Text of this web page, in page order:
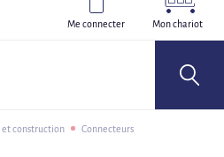
Me connecter Mon chariot
et construction Connecteurs